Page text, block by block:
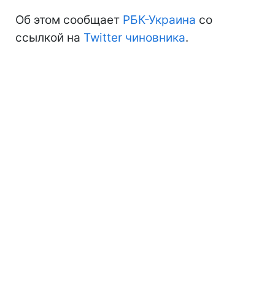
Об этом сообщает РБК-Украина со
ссылкой на Twitter чиновника.